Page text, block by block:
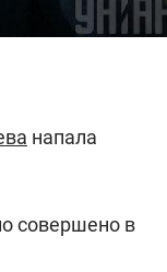
напала
совершено в